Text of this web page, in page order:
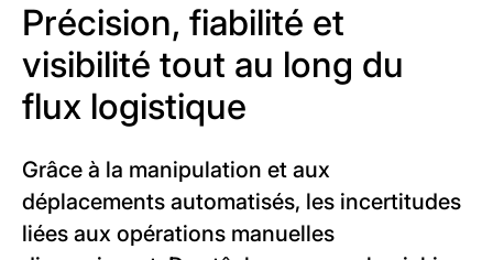
Précision, fiabilité et
visibilité tout au long du
flux logistique
Grâce à la manipulation et aux
déplacements automatisés, les incertitudes
liées aux opérations manuelles